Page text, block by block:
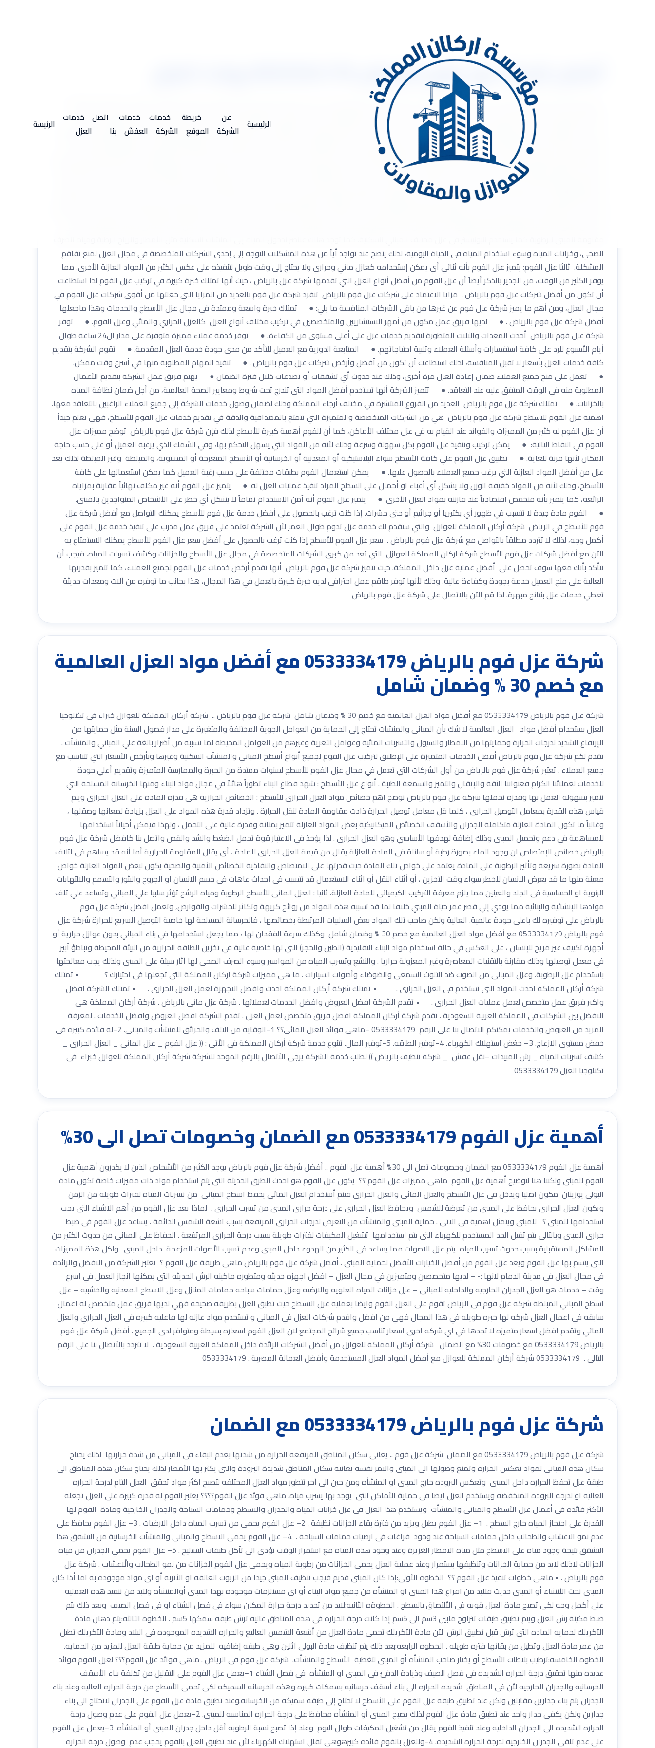
الرئيسية
عن
الشركة
خريطة
الموقع
خدمات
الشركة
خدمات
العفش
اتصل
بنا
خدمات
العزل
الرئيسة
أفضل شركة عزل فوم بالرياض 0533334179 رولات العزل
أفضل شركة عزل فوم بالرياض 0533334179 رولات العزل أفضل شركة عزل فوم بالرياض يقصد بعملية العزل هو عزل الأشياء والحفاظ عليها من الكثير من التقلبات والتغيرات
المناخية وغيرها من مختلف الأضرار، التي قد تحدث بمرور الزمن مثل التصدعات والتشققات التي قد تؤدي إلى إنهيار المبنى بالكامل. يعتبر العزل من أفضل الطرق التي تعمل
على عزل الرطوبة عن الأسطح والأرضيات والخزانات التي تكون ناتجة عن عوامل الجو بشكل نهائي. وينطبق هذا المصطلح على العزل الصوتي والعزل الحراري والعزل المائي والعزل
الصوتي، ويتم اختيار المادة العازلة في الغالب وفق قدرتها على القيام بالعديد من هذه الوظائف في آن واحد. لذلك سنتعرف على أشهر أنواع العزل في السطور التالية، ولكن دعنا
نخبرك أمراً عزيزي القارئ بأن شركة عزل فوم بالقصيم تمتلك خبرة طويلة وممتدة في تقديم كافة عمليات العزل سواء الحراري أو المائي أو الفوم أو غيره. أولاً العزل الحراري: تعرف
المملكة العربية السعودية بارتفاع شديد في درجة حرارتها أغلب أيام السنة، لذا يلجأ جميع مواطني المملكة إلى نظام عزل الحرارة، لكي يستطيع العيش في بيئة حرارية مناسبة ومن
هنا ظهر مفهوم العزل الحراري. ويمكن تعريفه على أنه استخدام مواد لها خواص تعزل الحرارة كي تساعد على الحد من انتقال وتسرب الحرارة من خارج المبنى إلى داخله في فصل
الصيف والعكس في فصل الشتاء، كما يلعب العزل الحراري دوراً مهماً في تخفيض إستهلاك الكهرباء المستخدمة في التكييف، وذلك من خلال الحد من تسرب الحرارة خلال الأسقف
الصحي، وخزانات المياه وسوء استخدام المياه في الحياة اليومية، لذلك ينصح عند تواجد أياً من هذه المشكلات التوجه إلى إحدى الشركات المتخصصة في مجال العزل لمنع تفاقم
المشكلة. ثالثا عزل الفوم: يتميز عزل الفوم بأنه ثنائي أي يمكن إستخدامه كعازل مائي وحراري ولا يحتاج إلى وقت طويل لتنفيذه على عكس الكثير من المواد العازلة الأخرى، مما
يوفر الكثير من الوقت، من الجدير بالذكر أيضاً أن عزل الفوم من أفضل أنواع العزل التي تقدمها شركة عزل بالرياض ، حيث أنها تمتلك خبرة كبيرة في تركيب عزل الفوم لذا استطاعت
أن تكون من أفضل شركات عزل فوم بالرياض . مزايا الاعتماد على شركات عزل فوم بالرياض تنفرد شركة عزل فوم بالعديد من المزايا التي جعلتها من أقوى شركات عزل الفوم في
مجال العزل، ومن أهم ما يميز شركة عزل فوم عن غيرها من باقي الشركات المنافسة ما يلي: ● تمتلك خبرة واسعة وممتدة في مجال عزل الأسطح والخدمات وهذا ماجعلها
أفضل شركة عزل فوم بالرياض . ● لديها فريق عمل مكون من أمهر الاستشاريين والمتخصصين في تركيب مختلف أنواع العزل كالعزل الحراري والمائي وعزل الفوم. ● توفر
شركة عزل فوم بالرياض أحدث المعدات والآلات المتطورة لتقديم خدمات عزل على أعلى مستوى من الكفاءة. ● توفر خدمة عملاء مميزة متوفرة على مدار ال24 ساعة طوال
أيام الأسبوع للرد على كافة استفسارات وأسئلة العملاء وتلبية احتياجاتهم. ● المتابعة الدورية مع العميل للتأكد من مدى جودة خدمة العزل المقدمة. ● تقوم الشركة بتقديم
كافة خدمات العزل بأسعار لا تقبل المنافسة، لذلك استطاعت أن تكون من أفضل وأرخص شركات عزل فوم بالرياض . ● تنفيذ المهام المطلوبة منها في أسرع وقت ممكن.
● تعمل على منح جميع العملاء ضمان إعادة العزل مرة أخرى، وذلك عند حدوث أي تشققات أو تصدعات خلال فترة الضمان ● يهتم فريق عمل الشركة بتقديم الأعمال
المطلوبة منه في الوقت المتفق عليه عند التعاقد. ● تتميز الشركة أنها تستخدم أفضل المواد التي تندرج تحت شروط ومعايير الصحة العالمية، من أجل ضمان نظافة المياه
بالخزانات. ● تمتلك شركة عزل فوم بالرياض العديد من الفروع المنتشرة في مختلف أرجاء المملكة وذلك لضمان وصول خدمات الشركة إلى جميع العملاء الراغبين بالتعاقد معها.
اهمية عزل الفوم للاسطح شركة عزل فوم بالرياض هي من الشركات المتخصصة والمتميزة التي تتمتع بالمصداقية والدقة في تقديم خدمات عزل الفوم للأسطح، فهي تعلم جيداً
أن عزل الفوم له كثير من المميزات والفوائد عند القيام به في عزل مختلف الأماكن، كما أن للفوم أهمية كبيرة للأسطح لذلك فإن شركة عزل فوم بالرياض توضح مميزات عزل
الفوم في النقاط التالية: ● يمكن تركيب وتنفيذ عزل الفوم بكل سهولة وسرعة وذلك لأنه من المواد التي يسهل التحكم بها، وفي السُمك الذي يرغبه العميل أو على حسب حاجة
المكان لأنها مرنة للغاية. ● تطبيق عزل الفوم علي كافة الأسطح سواء البلاستيكية أو المعدنية أو الخرسانية أو الأسطح المتعرجة أو المستوية، والمبلطة وغير المبلطة لذلك يعد
عزل من أفضل المواد العازلة التي يرغب جميع العملاء بالحصول عليها. ● يمكن استعمال الفوم بطبقات مختلفة على حسب رغبة العميل كما يمكن استعمالها على كافة
الأسطح، وذلك لأنه من المواد خفيفة الوزن ولا يشكل أى أعباء او أحمال على السطح المراد تنفيذ عمليات العزل له. ● يتميز عزل الفوم أنه غير مكلف نهائياً مقارنة بمزاياه
الرائعة، كما يتميز بأنه منخفض اقتصادياً عند قارنته بمواد العزل الأخرى. ● يتميز عزل الفوم أنه آمن الاستخدام تماماً لا يشكل أي خطر على الأشخاص المتواجدين بالمبنى.
● الفوم مادة جيدة لا تتسبب في ظهور أي بكتيريا أو جراثيم أو حتى حشرات. إذا كنت ترغب بالحصول على أفضل خدمة عزل فوم للأسطح يمكنك التواصل مع أفضل شركة عزل
فوم للأسطح في الرياض شركة أركان المملكة للعوازل والتي ستقدم لك خدمة عزل تدوم طوال العمر لأن الشركة تعتمد على فريق عمل مدرب على تنفيذ خدمة عزل الفوم على
أكمل وجه، لذلك لا تتردد مطلقاً بالتواصل مع شركة عزل فوم بالرياض . سعر عزل الفوم للأسطح إذا كنت ترغب بالحصول على أفضل سعر عزل الفوم للأسطح يمكنك الاستمتاع به
الآن مع أفضل شركات عزل فوم للأسطح شركة اركان المملكة للعوازل التي تعد من كبرى الشركات المتخصصة في مجال عزل الأسطح والخزانات وكشف تسربات المياه، فيجب أن
تتأكد بأنك معها سوف تحصل على أفضل عملية عزل داخل المملكة. حيث تتميز شركة عزل فوم بالرياض أنها تقدم أرخص خدمات عزل الفوم لجميع العملاء، كما تتميز بقدرتها
العالية على منح العميل خدمة بجودة وكفاءة عالية، وذلك لأنها توفر طاقم عمل احترافي لديه خبرة كبيرة بالعمل في هذا المجال، هذا بجانب ما توفره من آلات ومعدات حديثة
تعطي خدمات عزل بنتائج مبهرة. لذا قم الآن بالاتصال على شركة عزل فوم بالرياض
شركة عزل فوم بالرياض 0533334179 مع أفضل مواد العزل العالمية
مع خصم 30 % وضمان شامل
شركة عزل فوم بالرياض 0533334179 مع أفضل مواد العزل العالمية مع خصم 30 % وضمان شامل شركة عزل فوم بالرياض .. شركة أركان المملكة للعوازل خبراء فى تكنلوجيا
العزل بستخدام أفضل مواد العزل العالمية لا شك بأن المباني والمنشآت تحتاج إلي الحماية من العوامل الجوية المختلفة والمتغيرة علي مدار فصول السنة مثل حمايتها من
الإرتفاع الشديد لدرجات الحرارة وحمايتها من الامطار والسيول والتسربات المائية وعوامل التعرية وغيرهم من العوامل المحيطة لما تسببه من أضرار بالغة علي المباني والمنشآت .
تقدم لكم شركة عزل فوم بالرياض أفضل الخدمات المتميزة علي الإطلاق لتركيب عزل الفوم لجميع أنواع أسطح المباني والمنشآت السكنية وغيرها وبأرخص الأسعار التي تتناسب مع
جميع العملاء . تعتبر شركة عزل فوم بالرياض من أول الشركات التي تعمل في مجال عزل الفوم للأسطح لسنوات ممتدة من الخبرة والممارسة المتميزة وتقديم أعلي جودة
للخدمات لعملائنا الكرام فعنواننا الثقة والإتقان والتميز والسمعة الطيبة . أنواع عزل الأسطح : شهد قطاع البناء تطوراً هائلاً في مجال مواد البناء ومنها الخرسانة المسلحة التي
تتميز بسهولة العمل بها وقدرة تحملها شركة عزل فوم بالرياض توضح اهم خصائص مواد العزل الحرارى للأسطح : الخصائص الحرارية هى قدرة المادة على العزل الحرارى ويتم
قياس هذه القدرة بمعامل التوصيل الحرارى ، كلما قل معامل توصيل الحرارة ذادت مقاومة المادة لنقل الحرارة . وتزداد قدرة هذه المواد على العزل بزيادة لمعانها وصقلها ،
وغالباً ما تكون المادة العازلة متكاملة الجدران والأسقف الخصائص الميكانيكية بعض المواد العازلة تتميز بمتانة وقدرة عالية على التحمل ، ولهذا فيمكن أحياناً استخدامها
للمساهمة في دعم وتحميل المبنى وذلك إضافة لهدفها الأساسي وهو العزل الحراري . لذا يؤخذ في الاعتبار قوة تحمل الضغط والشد والقص واتصل بنا كافضل شركة عزل فوم
بالرياض خصائص الإمتصاص ان وجود الماء بصورة رطبة أو سائلة فى المادة العازلة يقلل من قيمة العزل الحرارى للمادة ، أى يقلل المقاومة الحرارية أما أنه قد يساهم فى اتلاف
المادة بصورة سريعة وتأثير الرطوبة على المادة يعتمد على خواص تلك المادة حيث قدرتها على الامتصاص والنفاذية الخصائص الأمنية والصحية يكون لبعض المواد العازلة خواص
معينة منها ما قد يعرض الانسان للخطر سواء وقت التخزين ، أو أثناء النقل أو اثناء الاستعمال قد تتسبب فى احداث عاهات فى جسم الانسان او الجروح والبثور والتسمم والالتهابات
الرئوية او الحساسية فى الجلد والعينين مما يلزم معرفة التركيب الكيميائى للمادة العازلة. ثانيا : العزل المائى للأسطح الرطوبة ومياه الرشح تؤثر سلبيا علي المباني وتساعد علي تلف
موادها الإنشائية والبنائية مما يودي إلي قصر عمر حياة المبني خلافا لما قد تسببه هذه المواد من روائح كريهة وتكاثر للحشرات والقوارض, وتعمل افضل شركة عزل فوم
بالرياض على توفيره لك باعلى جودة عالمية. العالية ولكن صاحب تلك المواد بعض السلبيات المرتبطة بخصائصها ، فالخرسانة المسلحة لها خاصية التوصيل السريع للحرارة شركة عزل
فوم بالرياض 0533334179 مع أفضل مواد العزل العالمية مع خصم 30 % وضمان شامل وكذلك سرعة الفقدان لها ، مما يجعل استخدامها في بناء المباني بدون عوازل حرارية أو
أجهزة تكييف غير مريح للإنسان ، على العكس في حالة استخدام مواد البناء التقليدية (الطين والحجر) التي لها خاصية عالية في تخزين الطاقة الحرارية من البيئة المحيطة وتباطؤ آبير
في معدل توصيلها وذلك مقارنة بالتقنيات المعاصرة وغير المعزولة حراريا . والنشع وتسرب المياه من المواسير وسوء الصرف الصحى لها آثار سيئة على المبنى ولذلك يجب معالجتها
باستخدام عزل الرطوبة. وعزل المبانى من الصوت ضد التلوث السمعى والضوضاء وأصوات السيارات . ما هى مميزات شركة اركان المملكة التى تجعلها فى اختيارك ؟ • تمتلك
شركة أركان المملكة احدث المواد التى تستخدم فى العزل الحرارى . • تمتلك شركة أركان المملكة احدث وافضل الاجهزة لعمل العزل الحرارى . • تمتلك الشركة افضل
واكبر فريق عمل متخصص لعمل عمليات العزل الحرارى . • تقدم الشركة افضل العروض وافضل الخدمات لعملائها . شركة عزل مائى بالرياض . شركة أركان المملكة هى
الافضل بين الشركات فى المملكة العربية السعودية . تقدم شركة أركان المملكة افضل فريق متخصص لعمل العزل . تفدم الشركة افضل العروض وافضل الخدمات . لمعرفة
المزيد من العروض والخدمات يمكنكم الاتصال بنا على الرقم 0533334179 −ماهى فوائد العزل المائى؟؟ 1−الوقايه من التلف والحرائق للمنشأت والمبانى. 2−له فائده كبيره فى
خفض مستوى الازعاج. 3– خغض استهلاك الكهرباء. 4−توفير الطاقه. 5−توفير المال. تتنوع خدمة شركة أركان المملكة فى الاْتى : (( عزل الفوم _ عزل المائى _ العزل الحرارى _
كشف تسربات المياه _ رش المبيدات –نقل عفش _ شركة تنظيف بالرياض )) لطلب خدمة الشركة يرجى الاْتصال بالرقم الموحد للشركة شركة أركان المملكة للعوازل خبراء فى
تكنلوجيا العزل 0533334179
أهمية عزل الفوم 0533334179 مع الضمان وخصومات تصل الى 30%
أهمية عزل الفوم 0533334179 مع الضمان وخصومات تصل الى 30% أهمية عزل الفوم .. أفضل شركة عزل فوم بالرياض يوجد الكثير من الاْشخاص الذين لا يكدرون أهمية عزل
الفوم للمبنى ولكننا هنا لتوضيح أهمية عزل الفوم ماهى مميزات عزل الفوم ؟؟ يكون عزل الفوم هو احدث الطرق الحديثة التى يتم استخدام مواد ذات مميزات خاصة تكون مادة
البولى يوريثان مكون اصليا ويدخل فى عزل الاْسطح والعزل المائى والعزل الحرارى فيتم أستخدام العزل المائى يحفظ اسطح المبانى من تسربات المياه لفترات طويلة من الزمن
ويكون العزل الحرارى يحافظ على المبنى من تعرضة للشمس ويجافظ العزل الحرارى على درجة حرارى المبنى من تسرب الحرارى . لماذا يعد عزل الفوم من أهم الاشياء التى يجب
استحدامها للمبنى ؟ للمبنى ويتمثل اهمية فى الاتى . حماية المبنى والمنشاْت من التعرض لدرجات الحرارى المرتفعة بسبب اشعة الشمس الدائمة . يساعد عزل الفوم فى ضبط
حرارى المبنى وبالتالى يتم تقيل الحد المستخدم للكهرباء التى يتم استخدامها تشغيل المكيفات لفترات طويلة بسبب درجة الحرارى المرتفعة . الحفاظ على المبانى من حدوث الكثير من
المشاكل المستقبلية بسبب حدوث تسرب المياه يتم عزل الاصوات مما يساعد فى الكثير من الهدوء داخل المبنى وعدم تسرب الاْصوات المزعجة داخل المبنى . ولكل هذة المميزات
التى يتسم بها عزل الفوم ويعد عزل الفوم من أفضل الخيارات الاْفضل لحماية المبنى . أفضل شركة عزل فوم بالرياض ماهى طريقة عزل الفوم ؟ تعتبر الشركة من الافضل والرائدة
فى مجال العزل في مدينة الدمام لانها :- – لديها متخصصين ومتميزين في مجال العزل – افضل اجهزه حديثه ومتطوره ماكينه الرش الحديثه التي يمكنها انجاز العمل في اسرع
وقت – خدمات هو العزل الجدران الخارجيه والداخليه للمبانى – عزل خزانات المياه العلويه والارضيه وعزل حمامات سباحه حمامات المنازل وعزل الاسطح المعدنيه والخشبيه – عزل
اسطح المباني المبلطة شركه عزل فوم فى الرياض تقوم على العزل الفوم وايضا بعمليه عزل الاسطح حيث تطبق العزل بطريقه صحيحه فهي لديها فريق عمل متخصص له اعمال
سابقه في اعمال العزل شركه لها خبره طويله في هذا المجال فهي من افضل واقدم شركات العزل في المباني و تستخدم مواد عازله لها فاعليه كبيره في العزل الحراري والعزل
المائي وتقدم افضل اسعار متميزه لا تجدها في اي شركه اخرى اسعار تناسب جميع شرائح المجتمع لان العزل الفوم اسعاره بسيطة ومتوافر لدى الجميع . أفضل شركة عزل فوم
بالرياض 0533334179 مع خصومات 30% مع الضمان شركة أركان المملكة للعوازل من أفضل الشركات الرائدة داخل المملكة العربية السعودية . لا تتردد بالاْتصال بنا على الرقم
التالى . 0533334179 شركة أركان المملكة للعوازل مع أفضل المواد العزل المستخدمة وأفضل العمالة المضربة . 0533334179
شركة عزل فوم بالرياض 0533334179 مع الضمان
شركة عزل فوم بالرياض 0533334179 مع الضمان شركة عزل فوم .. يعانى سكان المناطق المرتفعه الحراره من شدتها بعدم البقاء فى المبانى من شدة حرارتها لذلك يحتاج
سكان هذه المبانى لمواد تعكس الحراره وتمنع وصولها الى المبنى والامر نفسه يعانيه سكان المناطق شديدة البرودة والتى يكثر بها الأمطار لذلك يحتاج سكان هذه المناطق الى
طبقة عزل تحفظ الحراره داخل المبنى وتعكس البروده خارج المبنى او المنشأه ومن حين الى آخر تتطور مواد العزل المختلفه لتصبح اكثر مواد تحقق العزل التام لدرجة الحراره
العاليه او لدرجه البروده المنخفضه ويستخدم العزل ايضا فى حماية الأماكن التى يوجد بها يسرب مياه. ماهى فوئد عزل الفوم؟؟؟؟ يعتبر الفوم له قدره كبيره على العزل تجعله
الأكثر فائده فى أعمال عزل الأسطح والمبانى والمنشأت ويستخدم هذا العزل فى عزل خزانات المياه والجدران والاسطح وحمامات السباحة والجدران الخارجية ومادة الفوم لها
القدرة على احتجاز المياه خارج السطح . 1– عزل الفوم يطيل ويزيد من فترة بقاء الخزانات نظيفة . 2– عزل الفوم يحمى من تسرب المياه داخل الارضيات . 3– عزل الفوم يحافظ على
عدم نمو الاعشاب والطحالب داخل حمامات السباحة عند وجود فراغات فى ارضيات حمامات السباحة . 4– عزل الفوم يحمى الاسطح والمبانى والمنشاْت الخرسانية من التشقق هذا
التشقق نتيجة وجود مياه على الاسطح مثل مياه الامطار الغزيرة وعند وجود هذه المياه مع استمرار الوقت توْدى الى تاْكل طبقات التسليح . 5– عزل الفوم يحمي الجدران من مياه
الخزانات لاذلك لايد من حماية الخزانات وتنظيفها بستمرار وعند عملية العزل يحمى الخزانات من رطوبة المياه ويحمى عزل الفوم الخزانات من نمو الطحالب والْاعشاب . شركة عزل
فوم بالرياض . • ماهى خطوات تنفيذ عزل الفوم ؟؟ الخطوه الأولى:إذا كان المبنى قديم فيجب تنظيف المبنى جيدا من الزيوت العالقه او الأتربه أو اى مواد موجوده به اما أذا كان
المبنى تحت الأنشاء أو المبنى حديث فلابد من افراغ هذا المبنى او المنشأه من جميع مواد البناء أو اى مستلزمات موجوده بهذا المبنى أوالمنشأه ولابد من تنفيذ هذه العمليه
على أكمل وجه لكى تصبح مادة العزل قويه فى الألتصاق بالسطح . الخطوةه الثانيه:لابد من تحديد درجة حرارة المكان سواء فى فصل الشتاء او فى فصل الصيف وبعد ذلك يتم
ضبط مكينة رش العزل ويتم تطبيق طبقات تتراوح مابين 3سم الى 5سم إذا كانت درجة الحراره فى هذه المناطق عاليه ترش طبقه سمكها 5سم . الخطوه الثالثه:يتم دهان مادة
الأكريلك لحمايه الماده التى ترش قبل تطبيق الرش لأن مادة الأكريلك تحمى مادة العزل من أشعة الشمس العاليع والحراره الشديده الموجوده فى البلاد ومادة الأكريلك تطيل
من عمر مادة العزل وتطيل من بقائها فتره طويله . الخطوه الرابعه:بعد ذلك يتم تنظيف مادة البولى آثلين وهى طبقه إضافيه للمزيد من حماية طبقة العزل للمزيد من الحمايه.
الخطوه الخامسه:ترطيب بلاطات الأسطح أو يختار صاحب المنشأه أو المبنى لتغطية الأسطح والمنشأت. شركة عزل فوم فى الرياض . ماهى فوائد عزل الفوم؟؟؟ لعزل الفوم فوائد
عديده منها تحقيق درجة الحراره الشديده فى فصل الصيف وذيادة الدفئ فى المبنى او المنشأه فى فصل الشتاء 1−يعمل عزل الفوم على التقليل من تكلفة بناء الأسقف
الخرسانيه والجدران الخارجيه لأن فى المناطق شديده الحراره الى بناء أسقف خرسانيه بسمكات كبيره وهذه الخرسانه السميكه لكى تحمى الأسطح من درجة الحراره العاليه وعند بناء
الجدران يتم بناء جدارين مقابلين ولكن عند تطبيق طبقه عزل الفوم على الأسطح لا تحتاج إلى طبقه سميكه من الخرسانه.وعند تطبيق مادة عزل الفوم على الجدران لاتحتاج الى بناء
جدارين ولكن يكفى جدار واحد عند تطبيق مادة عزل الفوم لذلك يصبح المبنى أو المنشأه محافظ على درجة الحراره المناسبه للمبنى. 2−يعمل عزل الفوم على عدم وصول درجة
الحراره الشديده الى الجدران الداخليه وعند تنفيذ الفوم يقلل من تشغيل المكيفات طوال اليوم وعند إذا تصبح نسبة الرطوبه أقل داخل جدران المبنى أو المنشأه. 3−يعمل عزل الفوم
على عدم تلقى الجدران الخارجيه لدرجة الحراره الشديده. 4−وللعزل بالفوم فائده كبيرهوهى تقلل استهلاك الكهرباء لأن عند تطبيق العزل بالفوم يحجب عدم وصول درجة الحراره